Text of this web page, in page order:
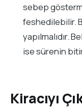
sebep
feshedilebilir.
yapılmalıdır.
ise sürenin
Kiracıyı